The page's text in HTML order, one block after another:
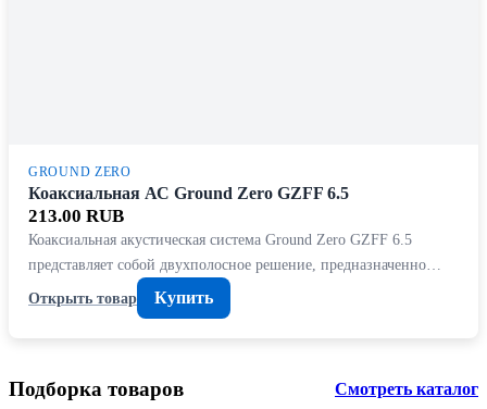
GROUND ZERO
Коаксиальная АС Ground Zero GZFF 6.5
213.00 RUB
Коаксиальная акустическая система Ground Zero GZFF 6.5
представляет собой двухполосное решение, предназначенно…
Открыть товар
Купить
Подборка товаров Смотреть каталог